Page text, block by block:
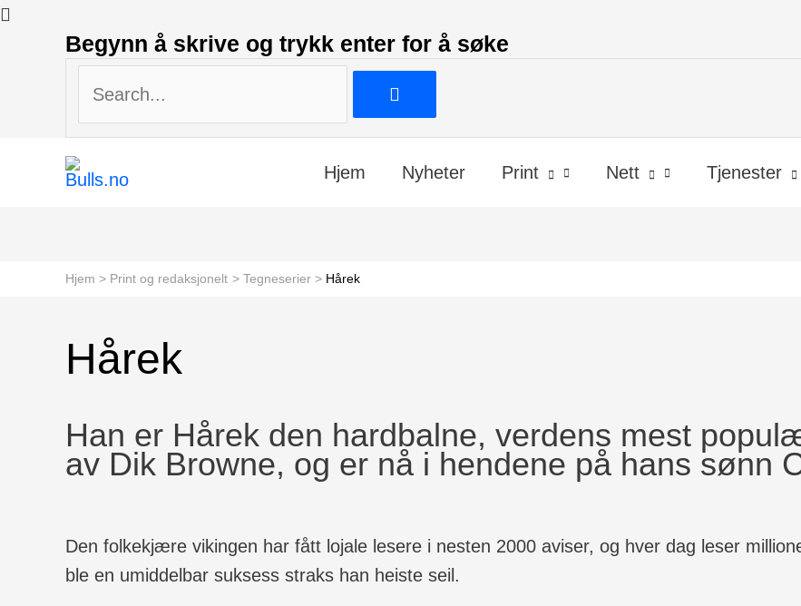
Begynn å skrive og trykk enter for å søke
Hjem Nyheter Print Nett Tjenester
Hjem Print og redaksjonelt Tegneserier Hårek
Hårek
Han er Hårek den hardbalne, verdens mest
av Dik Browne, og er nå i hendene på hans sønn
Den folkekjære vikingen har fått lojale lesere i nesten 2000 aviser, og hver dag leser
ble en umiddelbar suksess straks han heiste seil.